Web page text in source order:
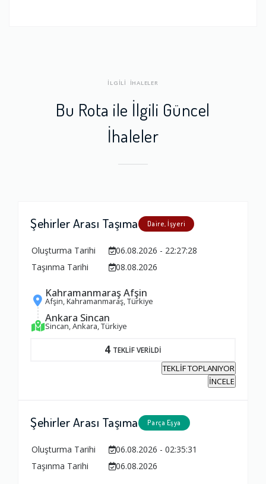
İLGİLİ İHALELER
Bu Rota ile İlgili Güncel
İhaleler
Şehirler Arası Taşıma Daire, İşyeri
Oluşturma Tarihi
06.08.2026 - 22:27:28
Taşınma Tarihi
08.08.2026
Kahramanmaraş Afşin
Afşin, Kahramanmaraş, Türkiye
Ankara Sincan
Sincan, Ankara, Türkiye
4 TEKLİF VERİLDİ
TEKLİF TOPLANIYOR
İNCELE
Şehirler Arası Taşıma Parça Eşya
Oluşturma Tarihi
06.08.2026 - 02:35:31
Taşınma Tarihi
06.08.2026